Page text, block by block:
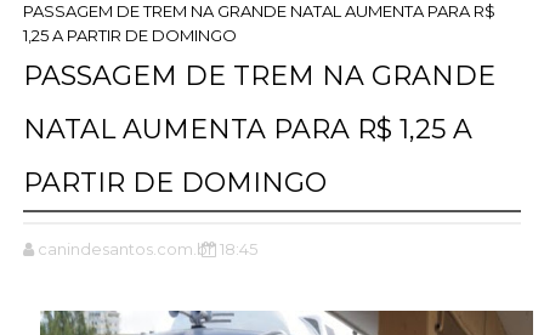
PASSAGEM DE TREM NA GRANDE NATAL AUMENTA PARA R$
1,25 A PARTIR DE DOMINGO
PASSAGEM DE TREM NA GRANDE
NATAL AUMENTA PARA R$ 1,25 A
PARTIR DE DOMINGO
canindesantos.com.br 18:45